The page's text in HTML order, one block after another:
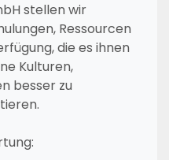
stellen wir
Ressourcen
die es ihnen
Kulturen,
besser zu